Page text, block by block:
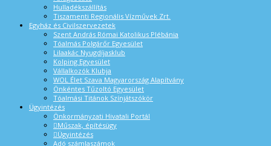
Hulladékszállítás
Tiszamenti Regionális Vízművek Zrt.
Egyház és Civilszervezetek
Szent András Római Katolikus Plébánia
Tóalmás Polgárőr Egyesület
Lilaakác Nyugdíjasklub
Kolping Egyesület
Vállalkozók Klubja
WOL Élet Szava Magyarország Alapítvány
Önkéntes Tűzoltó Egyesület
Tóalmási Titánok Színjátszókör
Ügyintézés
Önkormányzati Hivatali Portál
Műszak, építésügy
Ügyintézés
Adó számlaszámok